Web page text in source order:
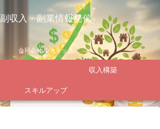
副収入・副業情報発信
合同会社ルテミック
収入構築
スキルアップ